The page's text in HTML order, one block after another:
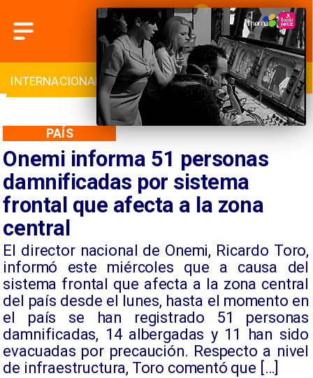
INTERNACIONAL DEPORTES CULTURA
Onemi informa 51 personas
damnificadas por sistema
frontal que afecta a la zona
central
El director nacional de Onemi, Ricardo Toro,
informó este miércoles que a causa del
sistema frontal que afecta a la zona central
del país desde el lunes, hasta el momento en
el país se han registrado 51 personas
damnificadas, 14 albergadas y 11 han sido
evacuadas por precaución. Respecto a nivel
de infraestructura, Toro comentó que […]
PAÍS